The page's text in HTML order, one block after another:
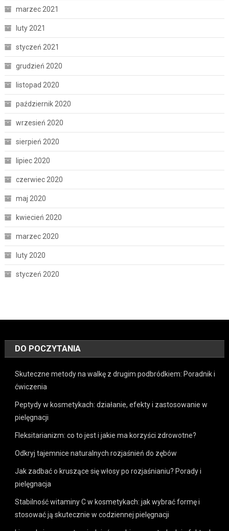
marzec 2021
luty 2021
styczeń 2021
grudzień 2020
listopad 2020
październik 2020
wrzesień 2020
sierpień 2020
lipiec 2020
czerwiec 2020
maj 2020
kwiecień 2020
marzec 2020
luty 2020
styczeń 2020
DO POCZYTANIA
Skuteczne metody na walkę z drugim podbródkiem: Poradnik i
ćwiczenia
Peptydy w kosmetykach: działanie, efekty i zastosowanie w
pielęgnacji
Fleksitarianizm: co to jest i jakie ma korzyści zdrowotne?
Odkryj tajemnice naturalnych rozjaśnień do zębów
Jak zadbać o kruszące się włosy po rozjaśnianiu? Porady i
pielęgnacja
Stabilność witaminy C w kosmetykach: jak wybrać formę i
stosować ją skutecznie w codziennej pielęgnacji